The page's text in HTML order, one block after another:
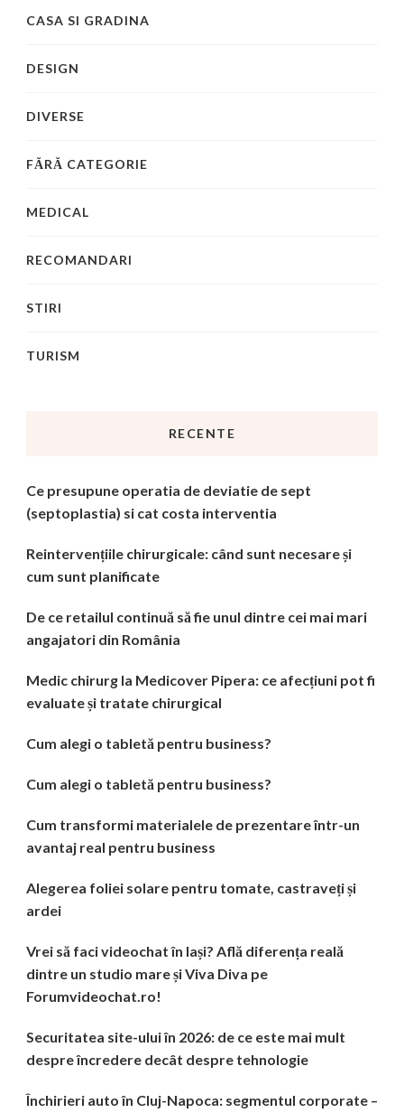
CASA SI GRADINA
DESIGN
DIVERSE
FĂRĂ CATEGORIE
MEDICAL
RECOMANDARI
STIRI
TURISM
RECENTE
Ce presupune operatia de deviatie de sept
(septoplastia) si cat costa interventia
Reintervențiile chirurgicale: când sunt necesare și
cum sunt planificate
De ce retailul continuă să fie unul dintre cei mai mari
angajatori din România
Medic chirurg la Medicover Pipera: ce afecțiuni pot fi
evaluate și tratate chirurgical
Cum alegi o tabletă pentru business?
Cum alegi o tabletă pentru business?
Cum transformi materialele de prezentare într-un
avantaj real pentru business
Alegerea foliei solare pentru tomate, castraveți și
ardei
Vrei să faci videochat în Iași? Află diferența reală
dintre un studio mare și Viva Diva pe
Forumvideochat.ro!
Securitatea site-ului în 2026: de ce este mai mult
despre încredere decât despre tehnologie
Închirieri auto în Cluj-Napoca: segmentul corporate –